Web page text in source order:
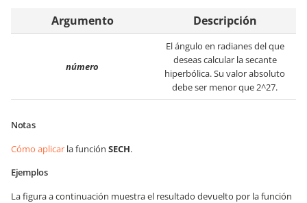
Argumento Descripción
número
El ángulo en radianes del que
deseas calcular la secante
hiperbólica. Su valor absoluto
debe ser menor que 2^27.
Notas
Cómo aplicar la función SECH.
Ejemplos
La figura a continuación muestra el resultado devuelto por la función